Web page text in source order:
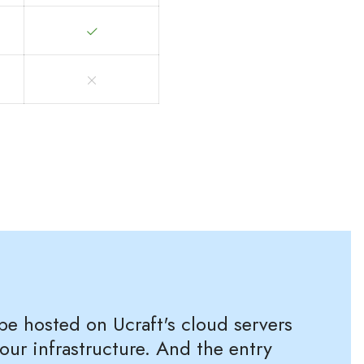
hosted on Ucraft's cloud servers
infrastructure. And the entry